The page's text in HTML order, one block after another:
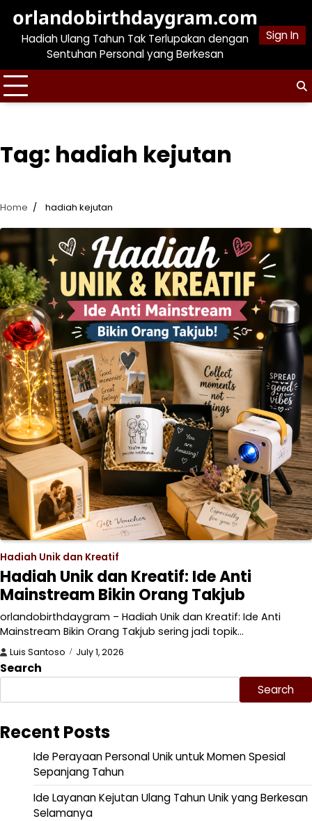
content
orlandobirthdaygram.com
Hadiah Ulang Tahun Tak Terlupakan dengan
Sentuhan Personal yang Berkesan
Sign In
Tag: hadiah kejutan
Home hadiah kejutan
Hadiah Unik dan Kreatif
Hadiah Unik dan Kreatif: Ide Anti
Mainstream Bikin Orang Takjub
orlandobirthdaygram – Hadiah Unik dan Kreatif: Ide Anti
Mainstream Bikin Orang Takjub sering jadi topik…
Luis Santoso July 1, 2026
Search
Search
Recent Posts
Ide Perayaan Personal Unik untuk Momen Spesial
Sepanjang Tahun
Ide Layanan Kejutan Ulang Tahun Unik yang Berkesan
Selamanya